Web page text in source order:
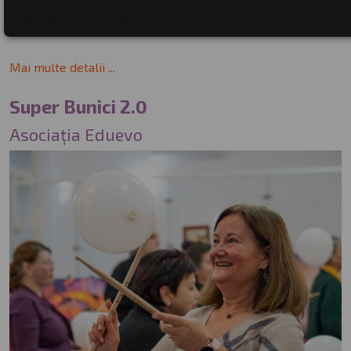
Mai multe detalii ...
Super Bunici 2.0
Asociația Eduevo